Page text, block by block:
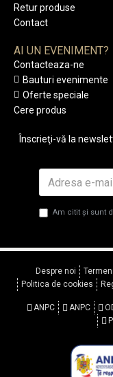
Retur produse
Contact
AI UN EVENIMENT?
Contacteaza-ne
Bauturi evenimente
Oferte speciale
Cere produs
Înscrieţi-vă la
Am citit şi sunt
Despre noi
Politica de cookies
ANPC ANPC